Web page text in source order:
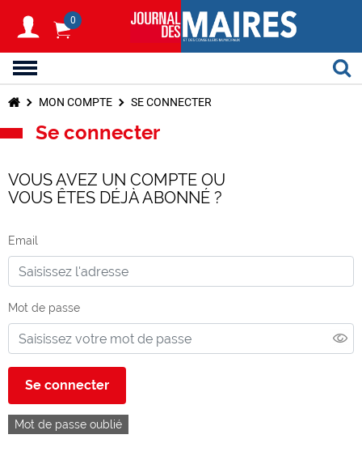
0
MON COMPTE SE CONNECTER
Se connecter
VOUS AVEZ UN COMPTE OU
VOUS ÊTES DÉJÀ ABONNÉ ?
Email
Mot de passe
Se connecter
Mot de passe oublié